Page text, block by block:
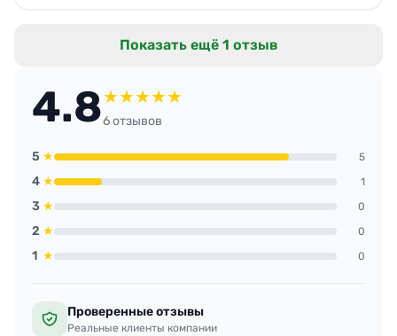
Показать ещё 1 отзыв
4.8★★★★★
6 отзывов
5 ★ 5
4 ★ 1
3 ★ 0
2 ★ 0
1 ★ 0
Проверенные отзывы
Реальные клиенты компании